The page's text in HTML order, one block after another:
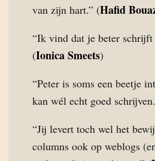
van zijn hart.” (Hafid
“Ik vind dat je beter
(Ionica Smeets)
“Peter is soms een beetje
kan wél echt goed
“Jij levert toch wel het
columns ook op weblogs